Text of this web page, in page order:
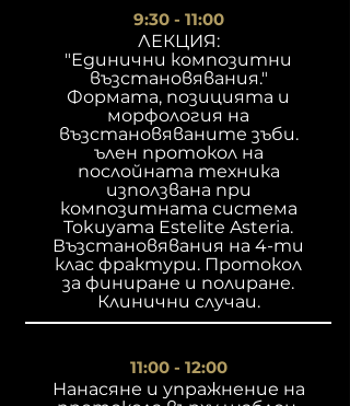
9:30 - 11:00
ЛЕКЦИЯ:
"Единични композитни
възстановявания."
Формата, позицията и
морфология на
възстановяваните зъби.
ълен протокол на
послойната техника
използвана при
композитната система
Tokuyama Estelite Asteria.
Възстановявания на 4-ти
клас фрактури. Протокол
за финиране и полиране.
Клинични случаи.
11:00 - 12:00
Нанасяне и упражнение на